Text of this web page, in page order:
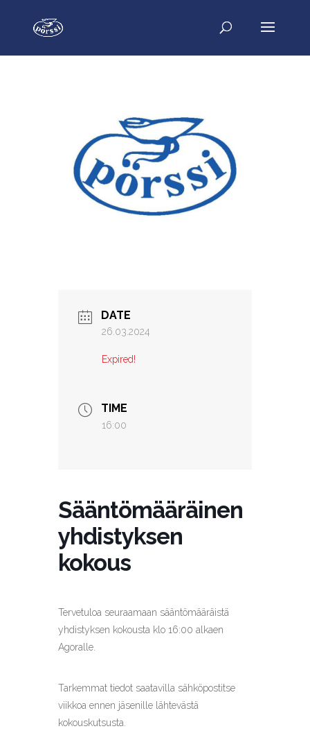
DATE
26.03.2024
Expired!
TIME
16:00
Sääntömääräinen
yhdistyksen
kokous
Tervetuloa seuraamaan sääntömääräistä
yhdistyksen kokousta klo 16:00 alkaen
Agoralle.
Tarkemmat tiedot saatavilla sähköpostitse
viikkoa ennen jäsenille lähtevästä
kokouskutsusta.